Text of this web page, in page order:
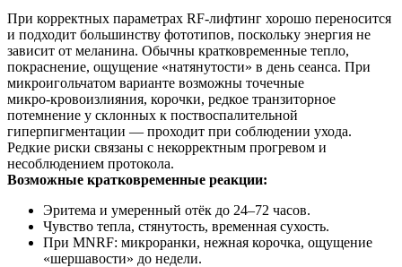
При корректных параметрах RF‑лифтинг хорошо переносится
и подходит большинству фототипов, поскольку энергия не
зависит от меланина. Обычны кратковременные тепло,
покраснение, ощущение «натянутости» в день сеанса. При
микроигольчатом варианте возможны точечные
микро‑кровоизлияния, корочки, редкое транзиторное
потемнение у склонных к поствоспалительной
гиперпигментации — проходит при соблюдении ухода.
Редкие риски связаны с некорректным прогревом и
несоблюдением протокола.
Возможные кратковременные реакции:
Эритема и умеренный отёк до 24–72 часов.
Чувство тепла, стянутость, временная сухость.
При MNRF: микроранки, нежная корочка, ощущение
«шершавости» до недели.